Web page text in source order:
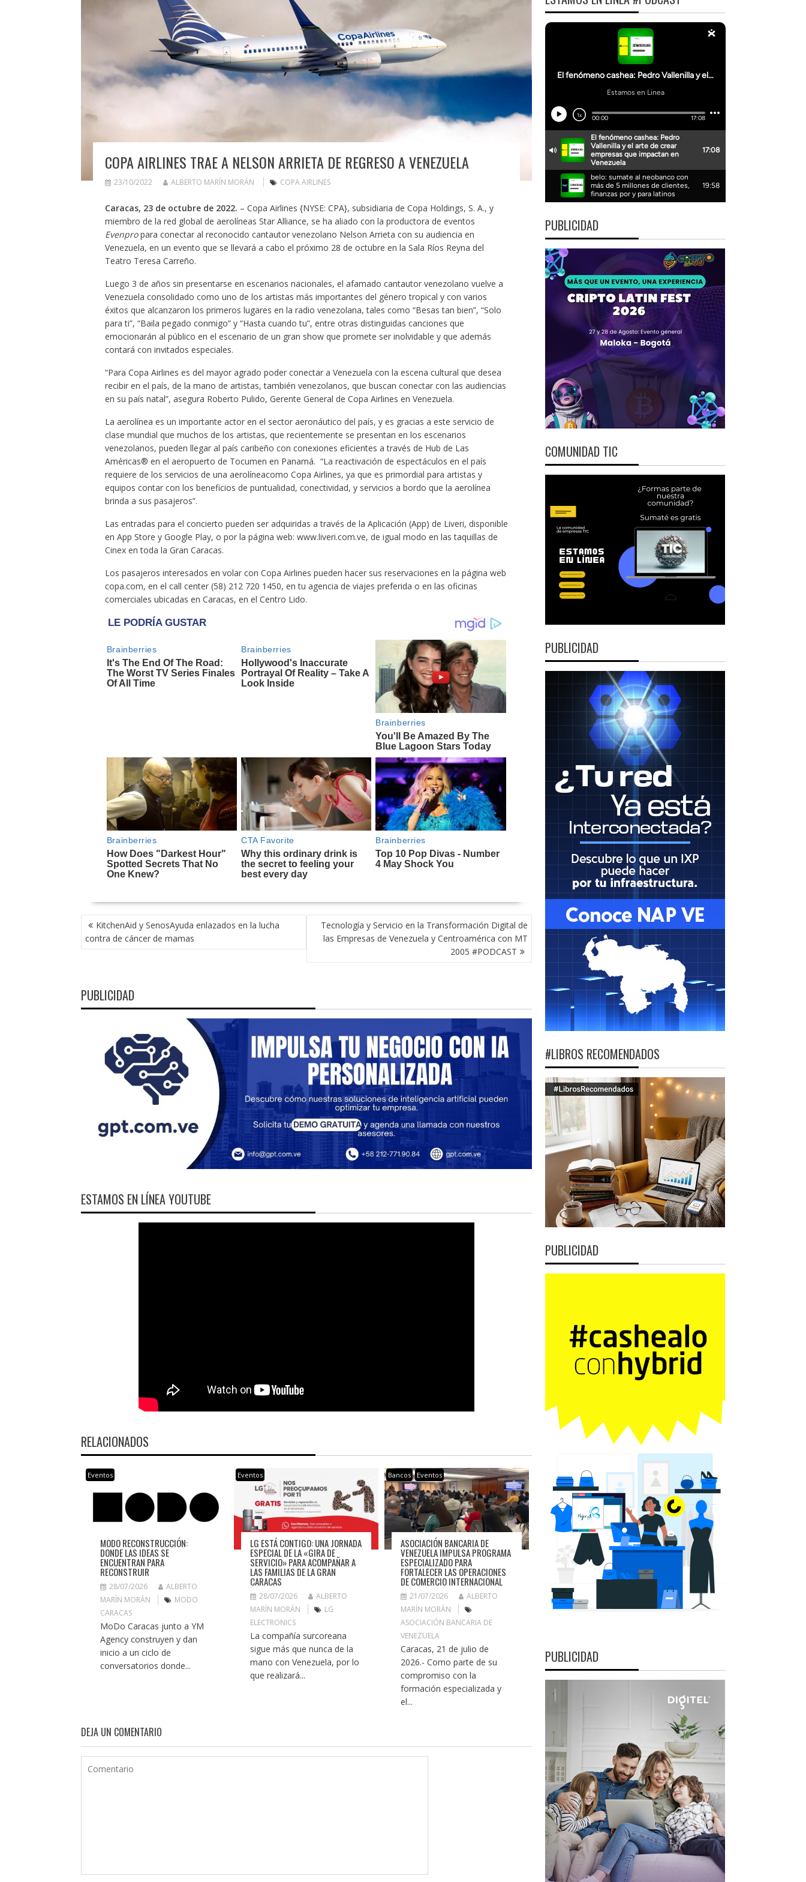
COPA AIRLINES TRAE A NELSON ARRIETA DE REGRESO A VENEZUELA
23/10/2022 ALBERTO MARÍN MORÁN COPA AIRLINES
Caracas, 23 de octubre de 2022. – Copa Airlines {NYSE: CPA}, subsidiaria de Copa Holdings, S. A., y
miembro de la red global de aerolíneas Star Alliance, se ha aliado con la productora de eventos
Evenpropara conectar al reconocido cantautor venezolano Nelson Arrieta con su audiencia en
Venezuela, en un evento que se llevará a cabo el próximo 28 de octubre en la Sala Ríos Reyna del
Teatro Teresa Carreño.
Luego 3 de años sin presentarse en escenarios nacionales, el afamado cantautor venezolano vuelve a
Venezuela consolidado como uno de los artistas más importantes del género tropical y con varios
éxitos que alcanzaron los primeros lugares en la radio venezolana, tales como “Besas tan bien”, “Solo
para ti”, “Baila pegado conmigo” y “Hasta cuando tu”, entre otras distinguidas canciones que
emocionarán al público en el escenario de un gran show que promete ser inolvidable y que además
contará con invitados especiales.
“Para Copa Airlines es del mayor agrado poder conectar a Venezuela con la escena cultural que desea
recibir en el país, de la mano de artistas, también venezolanos, que buscan conectar con las audiencias
en su país natal”, asegura Roberto Pulido, Gerente General de Copa Airlines en Venezuela.
La aerolínea es un importante actor en el sector aeronáutico del país, y es gracias a este servicio de
clase mundial que muchos de los artistas, que recientemente se presentan en los escenarios
venezolanos, pueden llegar al país caribeño con conexiones eficientes a través de Hub de Las
Américas® en el aeropuerto de Tocumen en Panamá. “La reactivación de espectáculos en el país
requiere de los servicios de una aerolíneacomo Copa Airlines, ya que es primordial para artistas y
equipos contar con los beneficios de puntualidad, conectividad, y servicios a bordo que la aerolínea
brinda a sus pasajeros”.
Las entradas para el concierto pueden ser adquiridas a través de la Aplicación (App) de Liveri, disponible
en App Store y Google Play, o por la página web: www.liveri.com.ve, de igual modo en las taquillas de
Cinex en toda la Gran Caracas.
Los pasajeros interesados en volar con Copa Airlines pueden hacer sus reservaciones en la página web
copa.com, en el call center (58) 212 720 1450, en tu agencia de viajes preferida o en las oficinas
comerciales ubicadas en Caracas, en el Centro Lido.
NAVEGACIÓN
DE
ENTRADAS
KitchenAid y SenosAyuda enlazados en la lucha
contra de cáncer de mamas
Tecnología y Servicio en la Transformación Digital de
las Empresas de Venezuela y Centroamérica con MT
2005 #PODCAST
PUBLICIDAD
ESTAMOS EN LÍNEA YOUTUBE
RELACIONADOS
Eventos
MODO RECONSTRUCCIÓN:
DONDE LAS IDEAS SE
ENCUENTRAN PARA
RECONSTRUIR
28/07/2026
ALBERTO
MARÍN MORÁN
MODO
CARACAS
MoDo Caracas junto a YM
Agency construyen y dan
inicio a un ciclo de
conversatorios donde...
Eventos
LG ESTÁ CONTIGO: UNA JORNADA
ESPECIAL DE LA «GIRA DE
SERVICIO» PARA ACOMPAÑAR A
LAS FAMILIAS DE LA GRAN
CARACAS
28/07/2026
ALBERTO
MARÍN MORÁN
LG
ELECTRONICS
La compañía surcoreana
sigue más que nunca de la
mano con Venezuela, por lo
que realizará...
Bancos Eventos
ASOCIACIÓN BANCARIA DE
VENEZUELA IMPULSA PROGRAMA
ESPECIALIZADO PARA
FORTALECER LAS OPERACIONES
DE COMERCIO INTERNACIONAL
21/07/2026
ALBERTO
MARÍN MORÁN
ASOCIACIÓN BANCARIA DE
VENEZUELA
Caracas, 21 de julio de
2026.- Como parte de su
compromiso con la
formación especializada y
el...
DEJA UN COMENTARIO
PUBLICIDAD
COMUNIDAD TIC
PUBLICIDAD
#LIBROS RECOMENDADOS
PUBLICIDAD
PUBLICIDAD